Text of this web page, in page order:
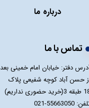
تماس با ما
دفتر: خیابان امام خمینی بعد
حسن آباد کوچه شفیعی پلاک
حضوری نداریم)
55663050-021
درباره ما